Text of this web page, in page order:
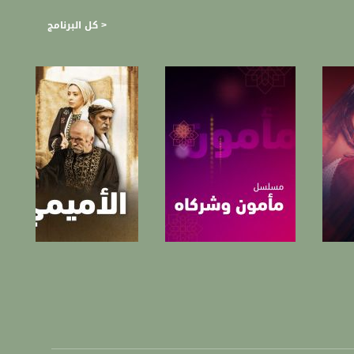
< كل البرنامج